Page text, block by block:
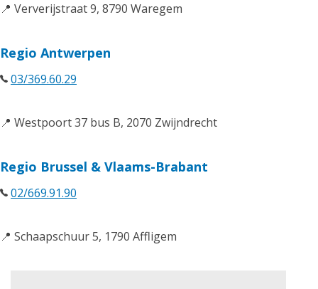
📍 Ververijstraat 9, 8790 Waregem
Regio Antwerpen
03/369.60.29
📍 Westpoort 37 bus B, 2070 Zwijndrecht
Regio Brussel & Vlaams-Brabant
02/669.91.90
📍 Schaapschuur 5, 1790 Affligem